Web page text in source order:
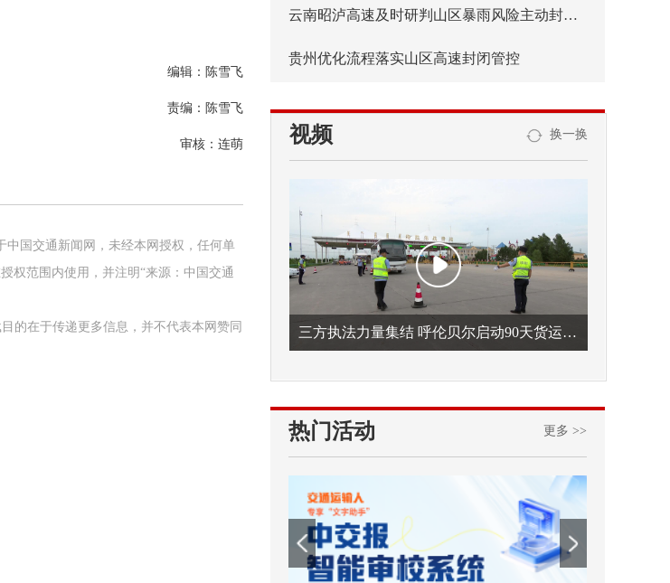
编辑：陈雪飞
责编：陈雪飞
审核：连萌
中国交通新闻网，未经本网授权，任何单
权范围内使用，并注明“来源：中国交通
的在于传递更多信息，并不代表本网赞同
云南昭泸高速及时研判山区暴雨风险主动封闭管控
贵州优化流程落实山区高速封闭管控
视频 换一换
三方执法力量集结 呼伦贝尔启动90天货运车辆违法专项整治
热门活动 更多 >>